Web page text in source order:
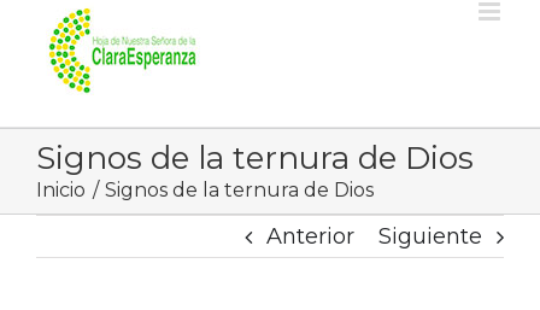
Signos de la ternura de Dios
Inicio Signos de la ternura de Dios
Anterior Siguiente